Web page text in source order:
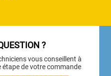
?
vous conseillent à
étape de votre commande